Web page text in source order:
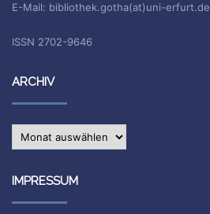
E-Mail: bibliothek.gotha(at)uni-erfurt.de
ISSN 2702-9646
ARCHIV
Archiv
IMPRESSUM